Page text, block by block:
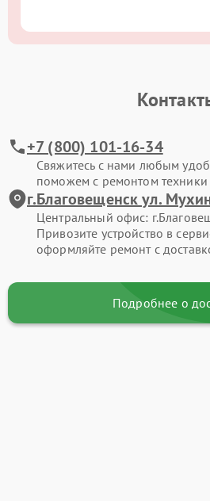
+7 (800) 101-16-34
Свяжитесь с нами любым
поможем с ремонтом техники
г.Благовещенск ул.
Центральный офис:
Привозите устройство в
оформляйте ремонт с
Подробнее о